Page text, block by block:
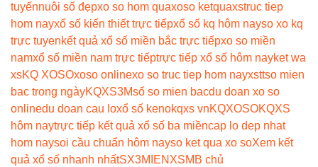
tuyếnnuôi số đẹpxo so hom quaxoso ketquaxstruc tiep
hom nayxổ số kiến thiết trực tiếpxổ số kq hôm nayso xo kq
trực tuyenkết quả xổ số miền bắc trực tiếpxo so miền
namxổ số miền nam trực tiếptrực tiếp xổ số hôm nayket wa
xsKQ XOSOxoso onlinexo so truc tiep hom nayxsttso mien
bac trong ngàyKQXS3Msố so mien bacdu doan xo so
onlinedu doan cau loxổ số kenokqxs vnKQXOSOKQXS
hôm naytrực tiếp kết quả xổ số ba miềncap lo dep nhat
hom naysoi cầu chuẩn hôm nayso ket qua xo soXem kết
quả xổ số nhanh nhấtSX3MIEN XSMB chủ